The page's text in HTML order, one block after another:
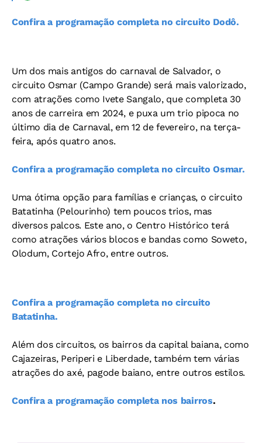
Confira a programação completa no circuito Dodô.
Um dos mais antigos do carnaval de Salvador, o
circuito Osmar (Campo Grande) será mais valorizado,
com atrações como Ivete Sangalo, que completa 30
anos de carreira em 2024, e puxa um trio pipoca no
último dia de Carnaval, em 12 de fevereiro, na terça-
feira, após quatro anos.
Confira a programação completa no circuito Osmar.
Uma ótima opção para famílias e crianças, o circuito
Batatinha (Pelourinho) tem poucos trios, mas
diversos palcos. Este ano, o Centro Histórico terá
como atrações vários blocos e bandas como Soweto,
Olodum, Cortejo Afro, entre outros.
Confira a programação completa no circuito
Batatinha.
Além dos circuitos, os bairros da capital baiana, como
Cajazeiras, Periperi e Liberdade, também tem várias
atrações do axé, pagode baiano, entre outros estilos.
Confira a programação completa nos bairros.